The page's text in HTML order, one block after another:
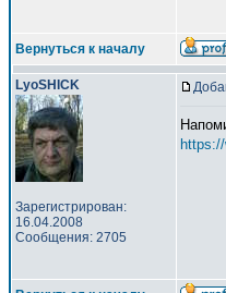
Вернуться к началу
LyoSHICK
Зарегистрирован:
16.04.2008
Сообщения: 2705